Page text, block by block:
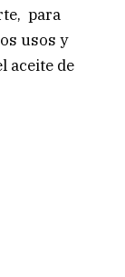
para
usos y
aceite de